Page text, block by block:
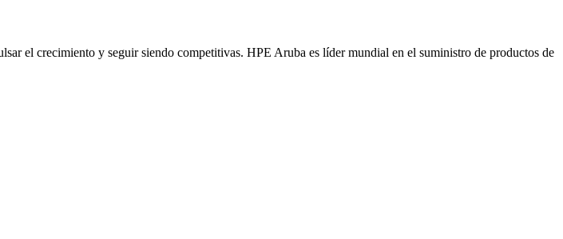
el crecimiento y seguir siendo competitivas. HPE Aruba es líder mundial en el suministro de productos de